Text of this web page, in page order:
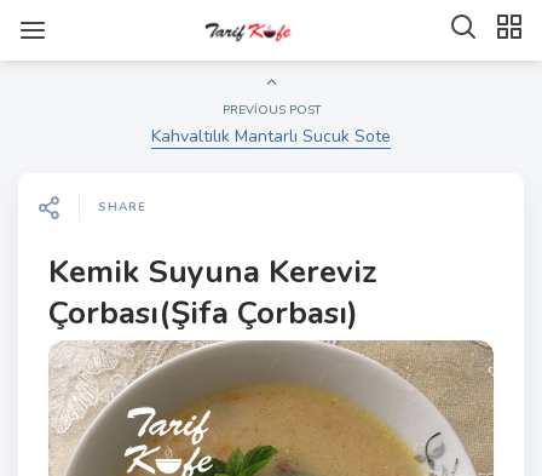
PREVIOUS POST
Kahvaltılık Mantarlı Sucuk Sote
SHARE
Kemik Suyuna Kereviz
Çorbası(Şifa Çorbası)